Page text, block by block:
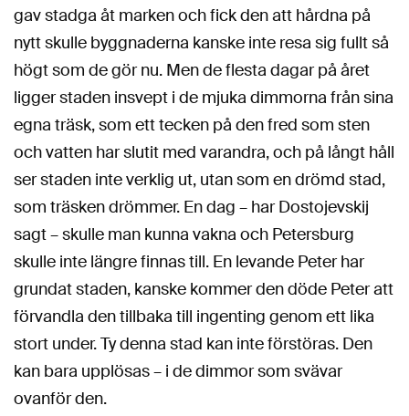
gav stadga åt marken och fick den att hårdna på
nytt skulle byggnaderna kanske inte resa sig fullt så
högt som de gör nu. Men de flesta dagar på året
ligger staden insvept i de mjuka dimmorna från sina
egna träsk, som ett tecken på den fred som sten
och vatten har slutit med varandra, och på långt håll
ser staden inte verklig ut, utan som en drömd stad,
som träsken drömmer. En dag – har Dostojevskij
sagt – skulle man kunna vakna och Petersburg
skulle inte längre finnas till. En levande Peter har
grundat staden, kanske kommer den döde Peter att
förvandla den tillbaka till ingenting genom ett lika
stort under. Ty denna stad kan inte förstöras. Den
kan bara upplösas – i de dimmor som svävar
ovanför den.